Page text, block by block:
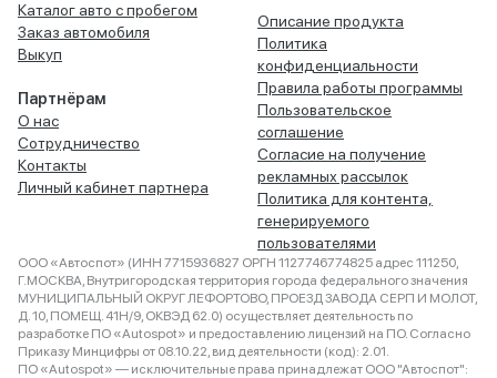
Каталог авто с пробегом
Заказ автомобиля
Выкуп
Партнёрам
О нас
Сотрудничество
Контакты
Личный кабинет партнера
Описание продукта
Политика
конфиденциальности
Правила работы программы
Пользовательское
соглашение
Согласие на получение
рекламных рассылок
Политика для контента,
генерируемого
пользователями
ООО «Автоспот» (ИНН 7715936827 ОРГН 1127746774825 адрес 111250,
Г.МОСКВА, Внутригородская территория города федерального значения
МУНИЦИПАЛЬНЫЙ ОКРУГ ЛЕФОРТОВО, ПРОЕЗД ЗАВОДА СЕРП И МОЛОТ,
Д. 10, ПОМЕЩ. 41Н/9, ОКВЭД 62.0) осуществляет деятельность по
разработке ПО «Autospot» и предоставлению лицензий на ПО. Согласно
Приказу Минцифры от 08.10.22, вид деятельности (код): 2.01.
ПО «Autospot» — исключительные права принадлежат ООО "Автоспот":